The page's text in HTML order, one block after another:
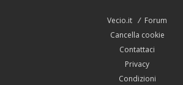
Vecio.it
Forum
Cancella cookie
Contattaci
Privacy
Condizioni